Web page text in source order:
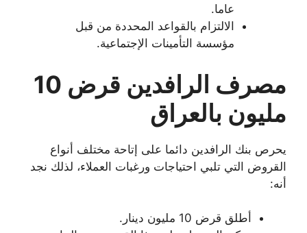
عاما.
الالتزام بالقواعد المحددة من قبل
مؤسسة التأمينات الإجتماعية.
مصرف الرافدين قرض 10
مليون بالعراق
يحرص بنك الرافدين دائما على إتاحة مختلف أنواع
القروض التي تلبي احتياجات ورغبات العملاء، لذلك نجد
أنه:
أطلق قرض 10 مليون دينار.